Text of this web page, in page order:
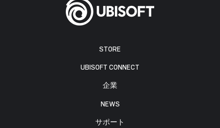
STORE
UBISOFT CONNECT
企業
NEWS
サポート